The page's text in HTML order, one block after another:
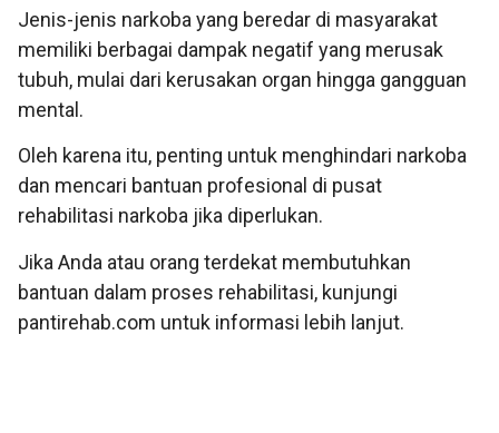
Jenis-jenis narkoba yang beredar di masyarakat
memiliki berbagai dampak negatif yang merusak
tubuh, mulai dari kerusakan organ hingga gangguan
mental.
Oleh karena itu, penting untuk menghindari narkoba
dan mencari bantuan profesional di pusat
rehabilitasi narkoba jika diperlukan.
Jika Anda atau orang terdekat membutuhkan
bantuan dalam proses rehabilitasi, kunjungi
pantirehab.com untuk informasi lebih lanjut.